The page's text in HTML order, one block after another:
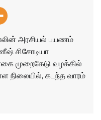
அரசியல் பயணம்
சிசோடியா
முறைகேடு வழக்கில்
நிலையில், கடந்த வாரம்